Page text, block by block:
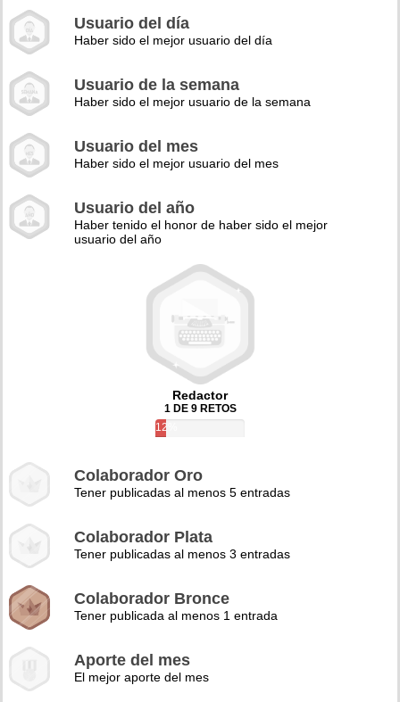
Usuario del día
Haber sido el mejor usuario del día
Usuario de la semana
Haber sido el mejor usuario de la semana
Usuario del mes
Haber sido el mejor usuario del mes
Usuario del año
Haber tenido el honor de haber sido el mejor
usuario del año
Redactor
1 DE 9 RETOS
12%
Colaborador Oro
Tener publicadas al menos 5 entradas
Colaborador Plata
Tener publicadas al menos 3 entradas
Colaborador Bronce
Tener publicada al menos 1 entrada
Aporte del mes
El mejor aporte del mes